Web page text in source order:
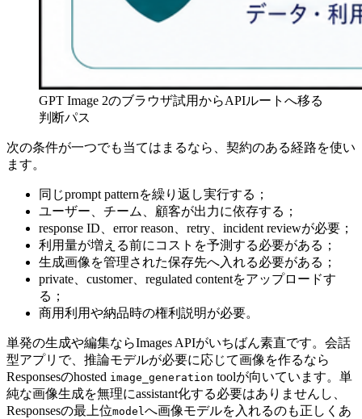
GPT Image 2のブラウザ試用からAPIルートへ移る
判断パス
次の条件が一つでも当てはまるなら、契約のある経路を使い
ます。
同じprompt patternを繰り返し実行する；
ユーザー、チーム、顧客が出力に依存する；
response ID、error reason、retry、incident reviewが必要；
利用量が増える前にコストを予測する必要がある；
生成画像を管理された保存先へ入れる必要がある；
private、customer、regulated contentをアップロードす
る；
商用利用や納品時の権利説明が必要。
単発の生成や編集ならImages APIがいちばん素直です。会話
型アプリで、推論モデルが必要に応じて画像を作るなら
Responsesのhosted image_generation toolが向いています。単
純な画像生成を無理にassistant化する必要はありませんし、
Responsesの最上位modelへ画像モデルを入れるのも正しくあ